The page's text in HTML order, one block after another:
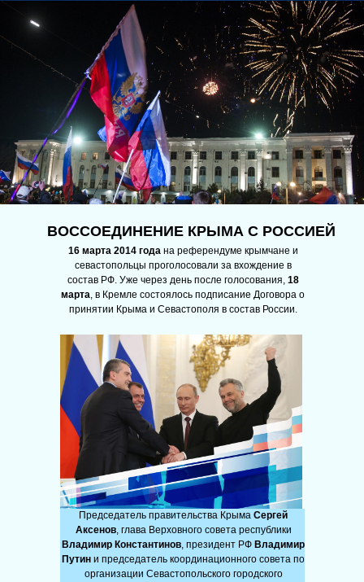
ВОССОЕДИНЕНИЕ КРЫМА С РОССИЕЙ
16 марта 2014 годана референдуме крымчане и
севастопольцы проголосовали за вхождение в
состав РФ. Уже через день после голосования, 18
марта, в Кремле состоялось подписание Договора о
принятии Крыма и Севастополя в состав России.
Председатель правительства Крыма Сергей
Аксенов, глава Верховного совета республики
Владимир Константинов, президент РФ Владимир
Путин и председатель координационного совета по
организации Севастопольского городского